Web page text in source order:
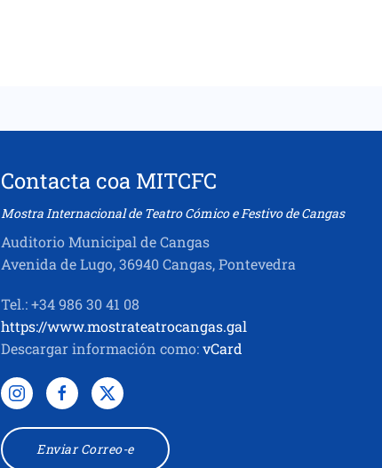
Contacta coa MITCFC
Mostra Internacional de Teatro Cómico e Festivo de Cangas
Auditorio Municipal de Cangas
Avenida de Lugo, 36940 Cangas, Pontevedra
Tel.: +34 986 30 41 08
https://www.mostrateatrocangas.gal
Descargar información como:vCard
Enviar Correo-e